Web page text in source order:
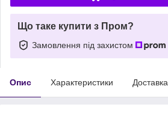
Що таке купити з Пром?
Замовлення під захистом
Опис Характеристики Доставка